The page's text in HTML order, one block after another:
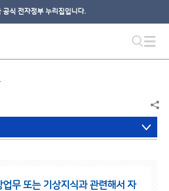
공식 전자정부 누리집입니다.
무 또는 기상지식과 관련해서 자